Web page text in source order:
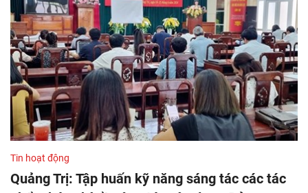
Tin hoạt động
Quảng Trị: Tập huấn kỹ năng sáng tác các tác